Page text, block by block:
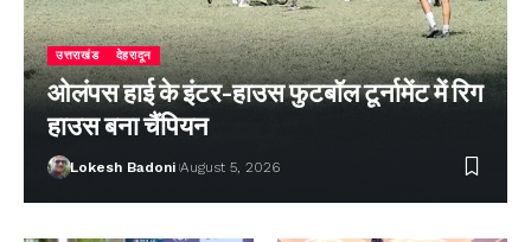
उत्तराखंड देहरादून
ओलंपस हाई के इंटर-हाउस फुटबॉल टूर्नामेंट में रिग
हाउस बना चैंपियन
Lokesh Badoni August 5, 2026